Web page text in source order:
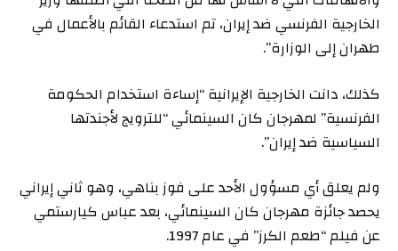
الخارجية الفرنسي ضد إيران، تم استدعاء القائم بالأعمال في
طهران إلى الوزارة”.
كذلك، دانت الخارجية الإيرانية “إساءة استخدام الحكومة
الفرنسية” لمهرجان كان السينمائي “للترويج لأجندتها
السياسية ضد إيران”.
ولم يعلق أي مسؤول الأحد على فوز بناهي، وهو ثاني إيراني
يحصد جائزة مهرجان كان السينمائي، بعد عباس كيارستمي
عن فيلم “طعم الكرز” في عام 1997.